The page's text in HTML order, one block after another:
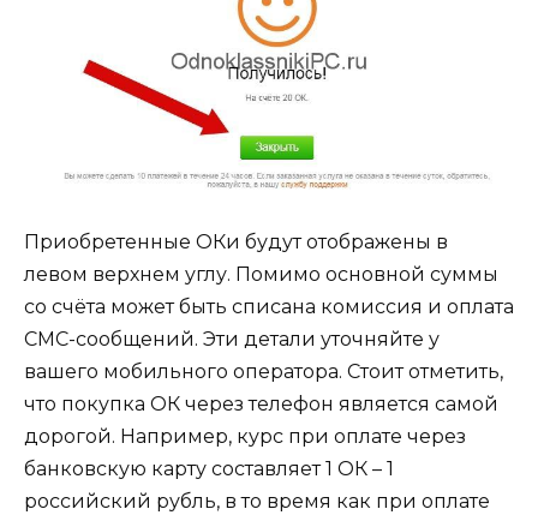
Приобретенные ОКи будут отображены в
левом верхнем углу. Помимо основной суммы
со счёта может быть списана комиссия и оплата
СМС-сообщений. Эти детали уточняйте у
вашего мобильного оператора. Стоит отметить,
что покупка ОК через телефон является самой
дорогой. Например, курс при оплате через
банковскую карту составляет 1 ОК – 1
российский рубль, в то время как при оплате